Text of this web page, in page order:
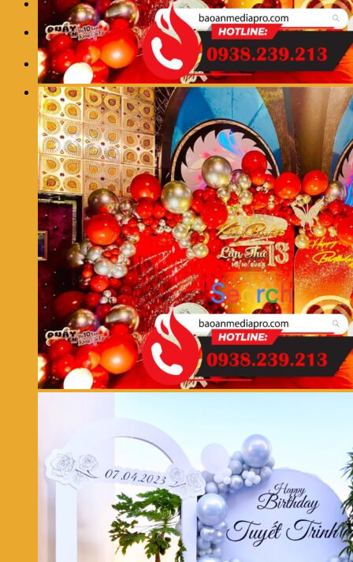
BÁO GIÁ
0
Giỏ hàng
Chưa có sản phẩm trong giỏ hàng.